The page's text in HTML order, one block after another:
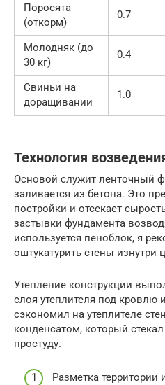
Поросята
(откорм)
0.7
Молодняк (до
30 кг)
0.4
Свиньи на
доращивании
1.0
Технология
Основой служит ленточный
заливается из бетона. Это
постройки и отсекает
застывки фундамента
используется пеноблок, я
оштукатурить стены
Утепление конструкции
слоя утеплителя под
сэкономил на утеплителе
конденсатом, который
простуду.
Разметка